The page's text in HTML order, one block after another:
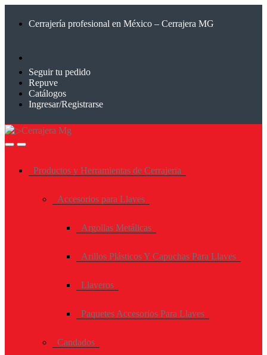
Cerrajería profesional en México – Cerrajera MG
Seguir tu pedido
Repuve
Catálogos
Ingresar/Registrarse
Productos y Herramientas de Cerrajeria
Accesorios para Llaves
Argollas Metálicas
Arillos Plásticos Y Capuchas Para Llaves
Llaveros
Paquetes Accesorios Para Llaves
Candados